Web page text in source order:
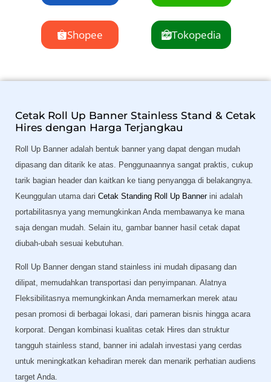
Shopee Tokopedia
Cetak Roll Up Banner Stainless Stand & Cetak
Hires dengan Harga Terjangkau
Roll Up Banner adalah bentuk banner yang dapat dengan mudah
dipasang dan ditarik ke atas. Penggunaannya sangat praktis, cukup
tarik bagian header dan kaitkan ke tiang penyangga di belakangnya.
Keunggulan utama dari Cetak Standing Roll Up Bannerini adalah
portabilitasnya yang memungkinkan Anda membawanya ke mana
saja dengan mudah. Selain itu, gambar banner hasil cetak dapat
diubah-ubah sesuai kebutuhan.
Roll Up Banner dengan stand stainless ini mudah dipasang dan
dilipat, memudahkan transportasi dan penyimpanan. Alatnya
Fleksibilitasnya memungkinkan Anda memamerkan merek atau
pesan promosi di berbagai lokasi, dari pameran bisnis hingga acara
korporat. Dengan kombinasi kualitas cetak Hires dan struktur
tangguh stainless stand, banner ini adalah investasi yang cerdas
untuk meningkatkan kehadiran merek dan menarik perhatian audiens
target Anda.